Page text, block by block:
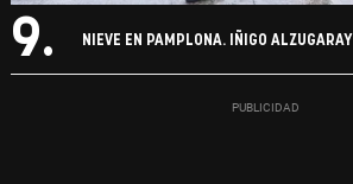
9. NIEVE EN PAMPLONA. IÑIGO ALZUGARAY